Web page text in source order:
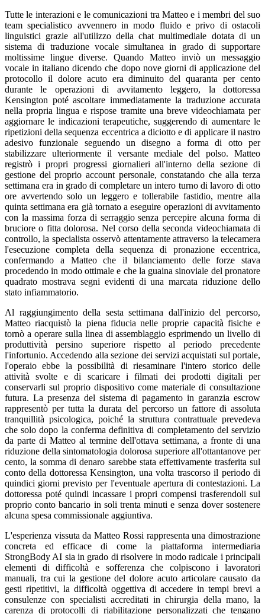
Tutte le interazioni e le comunicazioni tra Matteo e i membri del suo
team specialistico avvennero in modo fluido e privo di ostacoli
linguistici grazie all'utilizzo della chat multimediale dotata di un
sistema di traduzione vocale simultanea in grado di supportare
moltissime lingue diverse. Quando Matteo inviò un messaggio
vocale in italiano dicendo che dopo nove giorni di applicazione del
protocollo il dolore acuto era diminuito del quaranta per cento
durante le operazioni di avvitamento leggero, la dottoressa
Kensington poté ascoltare immediatamente la traduzione accurata
nella propria lingua e rispose tramite una breve videochiamata per
aggiornare le indicazioni terapeutiche, suggerendo di aumentare le
ripetizioni della sequenza eccentrica a diciotto e di applicare il nastro
adesivo funzionale seguendo un disegno a forma di otto per
stabilizzare ulteriormente il versante mediale del polso. Matteo
registrò i propri progressi giornalieri all'interno della sezione di
gestione del proprio account personale, constatando che alla terza
settimana era in grado di completare un intero turno di lavoro di otto
ore avvertendo solo un leggero e tollerabile fastidio, mentre alla
quinta settimana era già tornato a eseguire operazioni di avvitamento
con la massima forza di serraggio senza percepire alcuna forma di
bruciore o fitta dolorosa. Nel corso della seconda videochiamata di
controllo, la specialista osservò attentamente attraverso la telecamera
l'esecuzione completa della sequenza di pronazione eccentrica,
confermando a Matteo che il bilanciamento delle forze stava
procedendo in modo ottimale e che la guaina sinoviale del pronatore
quadrato mostrava segni evidenti di una marcata riduzione dello
stato infiammatorio.
Al raggiungimento della sesta settimana dall'inizio del percorso,
Matteo riacquistò la piena fiducia nelle proprie capacità fisiche e
tornò a operare sulla linea di assemblaggio esprimendo un livello di
produttività persino superiore rispetto al periodo precedente
l'infortunio. Accedendo alla sezione dei servizi acquistati sul portale,
l'operaio ebbe la possibilità di riesaminare l'intero storico delle
attività svolte e di scaricare i filmati dei prodotti digitali per
conservarli sul proprio dispositivo come materiale di consultazione
futura. La presenza del sistema di pagamento in garanzia escrow
rappresentò per tutta la durata del percorso un fattore di assoluta
tranquillità psicologica, poiché la struttura contrattuale prevedeva
che solo dopo la conferma definitiva di completamento del servizio
da parte di Matteo al termine dell'ottava settimana, a fronte di una
riduzione della sintomatologia dolorosa superiore all'ottantanove per
cento, la somma di denaro sarebbe stata effettivamente trasferita sul
conto della dottoressa Kensington, una volta trascorso il periodo di
quindici giorni previsto per l'eventuale apertura di contestazioni. La
dottoressa poté quindi incassare i propri compensi trasferendoli sul
proprio conto bancario in soli trenta minuti e senza dover sostenere
alcuna spesa commissionale aggiuntiva.
L'esperienza vissuta da Matteo Rossi rappresenta una dimostrazione
concreta ed efficace di come la piattaforma intermediaria
StrongBody AI sia in grado di risolvere in modo radicale i principali
elementi di difficoltà e sofferenza che colpiscono i lavoratori
manuali, tra cui la gestione del dolore acuto articolare causato da
gesti ripetitivi, la difficoltà oggettiva di accedere in tempi brevi a
consulenze con specialisti accreditati in chirurgia della mano, la
carenza di protocolli di riabilitazione personalizzati che tengano